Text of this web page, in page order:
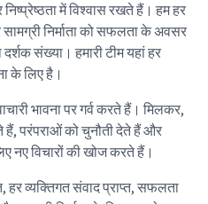
में विश्वास रखते हैं। हम हर
निर्माता को सफलता के अवसर
संख्या। हमारी टीम यहां हर
के लिए है।
भावना पर गर्व करते हैं। मिलकर,
परंपराओं को चुनौती देते हैं और
नए विचारों की खोज करते हैं।
हर व्यक्तिगत संवाद प्राप्त, सफलता